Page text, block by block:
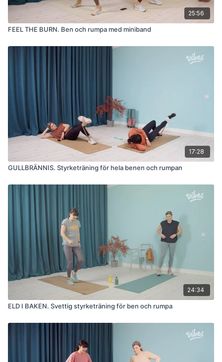
25:56
FEEL THE BURN. Ben och rumpa med miniband
17:28
GULLBRÄNNIS. Styrketräning för hela benen och rumpan
24:34
ELD I BAKEN. Svettig styrketräning för ben och rumpa